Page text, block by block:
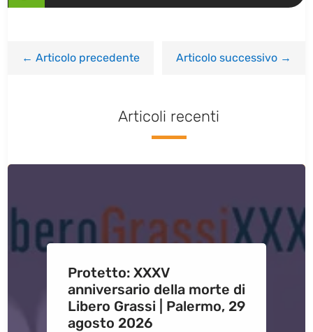
←Articolo precedente Articolo successivo→
Articoli recenti
Protetto: XXXV
anniversario della morte di
Libero Grassi | Palermo, 29
agosto 2026